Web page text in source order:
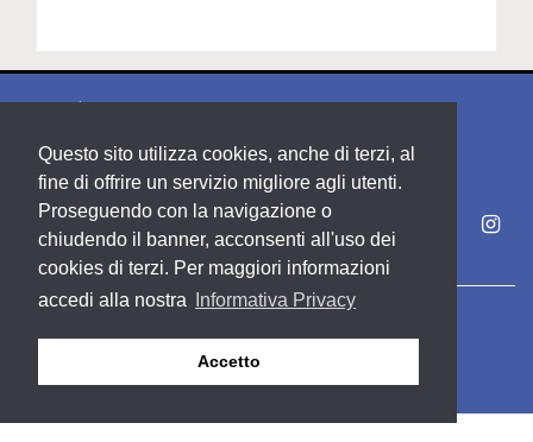
Questo sito utilizza cookies, anche di terzi, al
fine di offrire un servizio migliore agli utenti.
Proseguendo con la navigazione o
chiudendo il banner, acconsenti all'uso dei
cookies di terzi. Per maggiori informazioni
accedi alla nostra
Informativa Privacy
Accetto